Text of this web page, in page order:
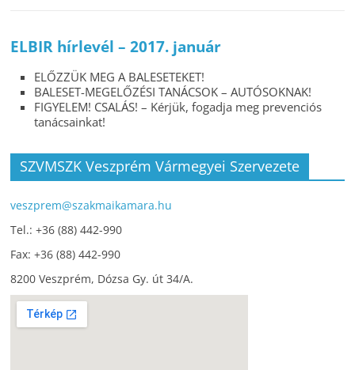
ELBIR hírlevél – 2017. január
ELŐZZÜK MEG A BALESETEKET!
BALESET-MEGELŐZÉSI TANÁCSOK – AUTÓSOKNAK!
FIGYELEM! CSALÁS! – Kérjük, fogadja meg prevenciós
tanácsainkat!
SZVMSZK Veszprém Vármegyei Szervezete
veszprem@szakmaikamara.hu
Tel.: +36 (88) 442-990
Fax: +36 (88) 442-990
8200 Veszprém, Dózsa Gy. út 34/A.